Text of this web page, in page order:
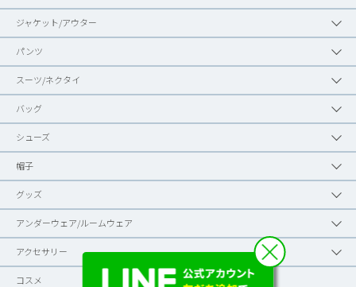
ジャケット/アウター
パンツ
スーツ/ネクタイ
バッグ
シューズ
帽子
グッズ
アンダーウェア/ルームウェア
アクセサリー
コスメ